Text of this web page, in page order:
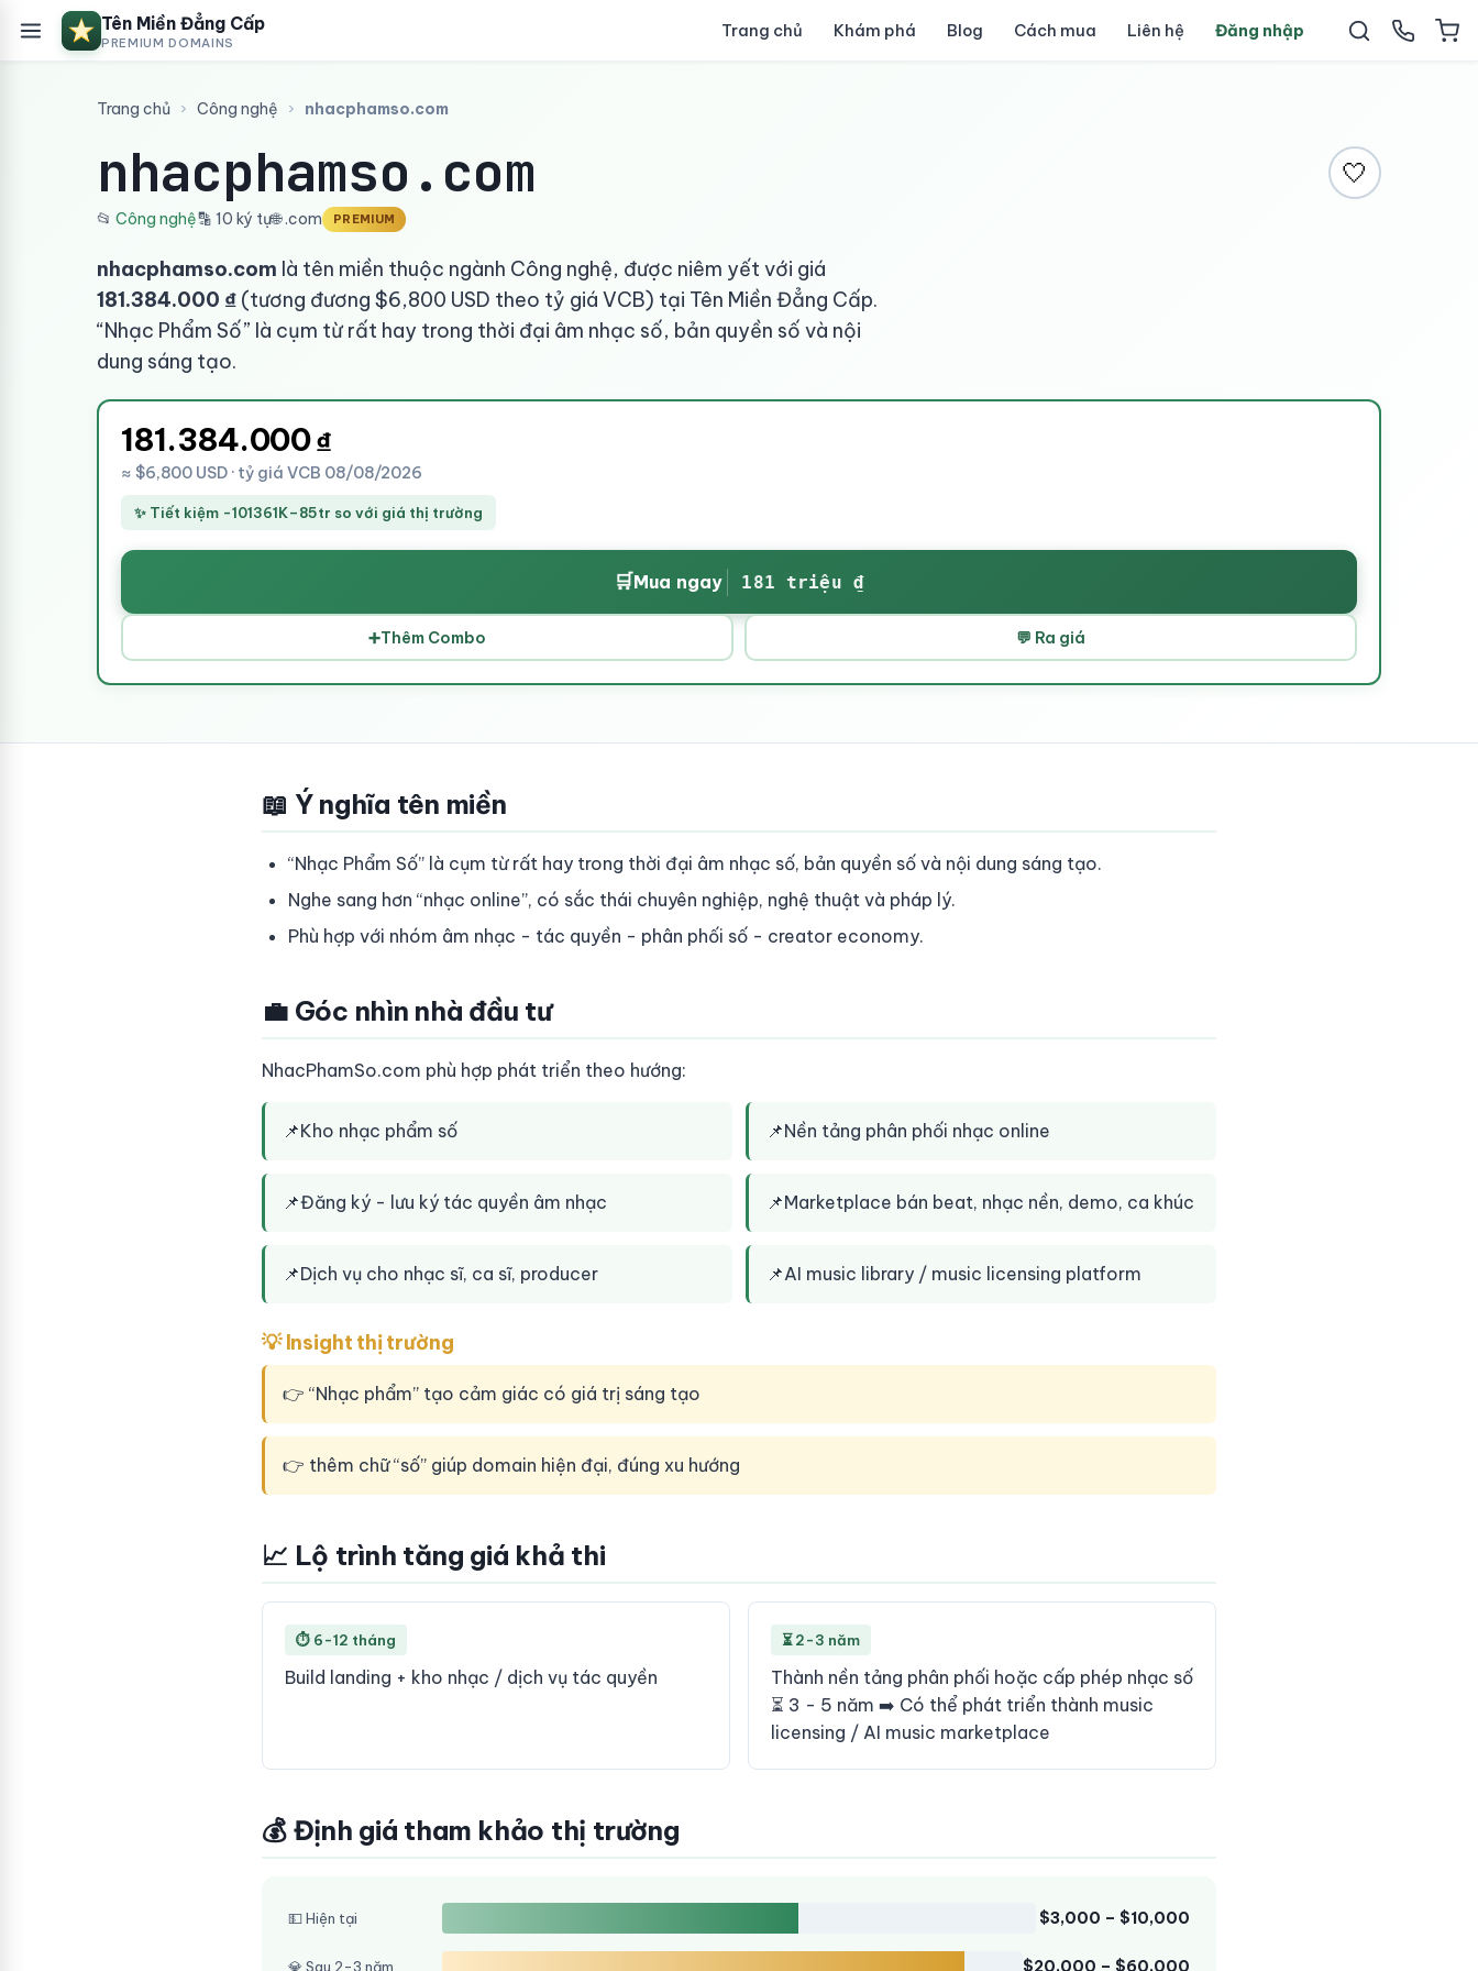
Tên Miền Đẳng Cấp
PREMIUM DOMAINS
Trang chủ Khám phá Blog Cách mua Liên hệ Đăng nhập
Trang chủ › Công nghệ › nhacphamso.com
nhacphamso.com 🤍
📂 Công nghệ🔡 10 ký tự🌐 .com PREMIUM
nhacphamso.com là tên miền thuộc ngành Công nghệ, được niêm yết với giá
181.384.000 ₫ (tương đương $6,800 USD theo tỷ giá VCB) tại Tên Miền Đẳng Cấp.
“Nhạc Phẩm Số” là cụm từ rất hay trong thời đại âm nhạc số, bản quyền số và nội
dung sáng tạo.
181.384.000₫
≈ $6,800 USD · tỷ giá VCB 08/08/2026
✨ Tiết kiệm -101361K–85tr so với giá thị trường
🛒Mua ngay 181 triệu ₫
➕Thêm Combo 💬 Ra giá
📖 Ý nghĩa tên miền
“Nhạc Phẩm Số” là cụm từ rất hay trong thời đại âm nhạc số, bản quyền số và nội dung sáng tạo.
Nghe sang hơn “nhạc online”, có sắc thái chuyên nghiệp, nghệ thuật và pháp lý.
Phù hợp với nhóm âm nhạc - tác quyền - phân phối số - creator economy.
💼 Góc nhìn nhà đầu tư
NhacPhamSo.com phù hợp phát triển theo hướng:
📌Kho nhạc phẩm số 📌Nền tảng phân phối nhạc online
📌Đăng ký - lưu ký tác quyền âm nhạc 📌Marketplace bán beat, nhạc nền, demo, ca khúc
📌Dịch vụ cho nhạc sĩ, ca sĩ, producer 📌AI music library / music licensing platform
💡 Insight thị trường
👉 “Nhạc phẩm” tạo cảm giác có giá trị sáng tạo
👉 thêm chữ “số” giúp domain hiện đại, đúng xu hướng
📈 Lộ trình tăng giá khả thi
⏱ 6-12 tháng
Build landing + kho nhạc / dịch vụ tác quyền
⏳ 2-3 năm
Thành nền tảng phân phối hoặc cấp phép nhạc số
⏳ 3 - 5 năm ➡️ Có thể phát triển thành music
licensing / AI music marketplace
💰 Định giá tham khảo thị trường
💵 Hiện tại $3,000 – $10,000
💎 Sau 2-3 năm $20,000 – $60,000